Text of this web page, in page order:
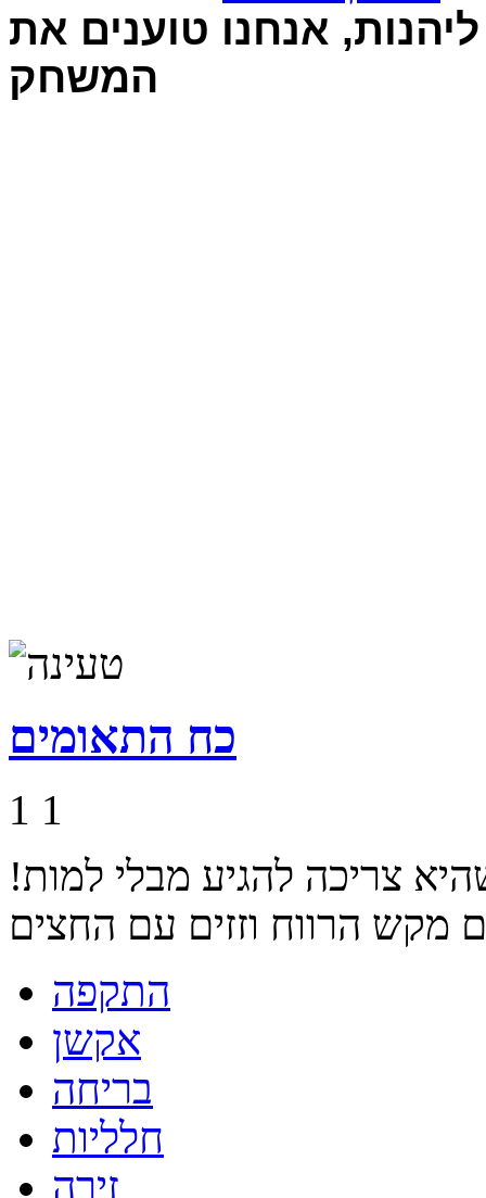
אנחנו טוענים את
המשחק
כח התאומים
1 1
צריכה להגיע מבלי למות!
התקפה
אקשן
בריחה
חלליות
זירה